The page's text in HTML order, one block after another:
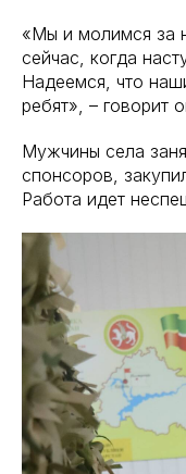
«Мы и молимся за
сейчас, когда
Надеемся, что
ребят», – говорит
Мужчины села
спонсоров,
Работа идет